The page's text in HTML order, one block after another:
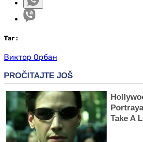
Таг :
Виктор Орбан